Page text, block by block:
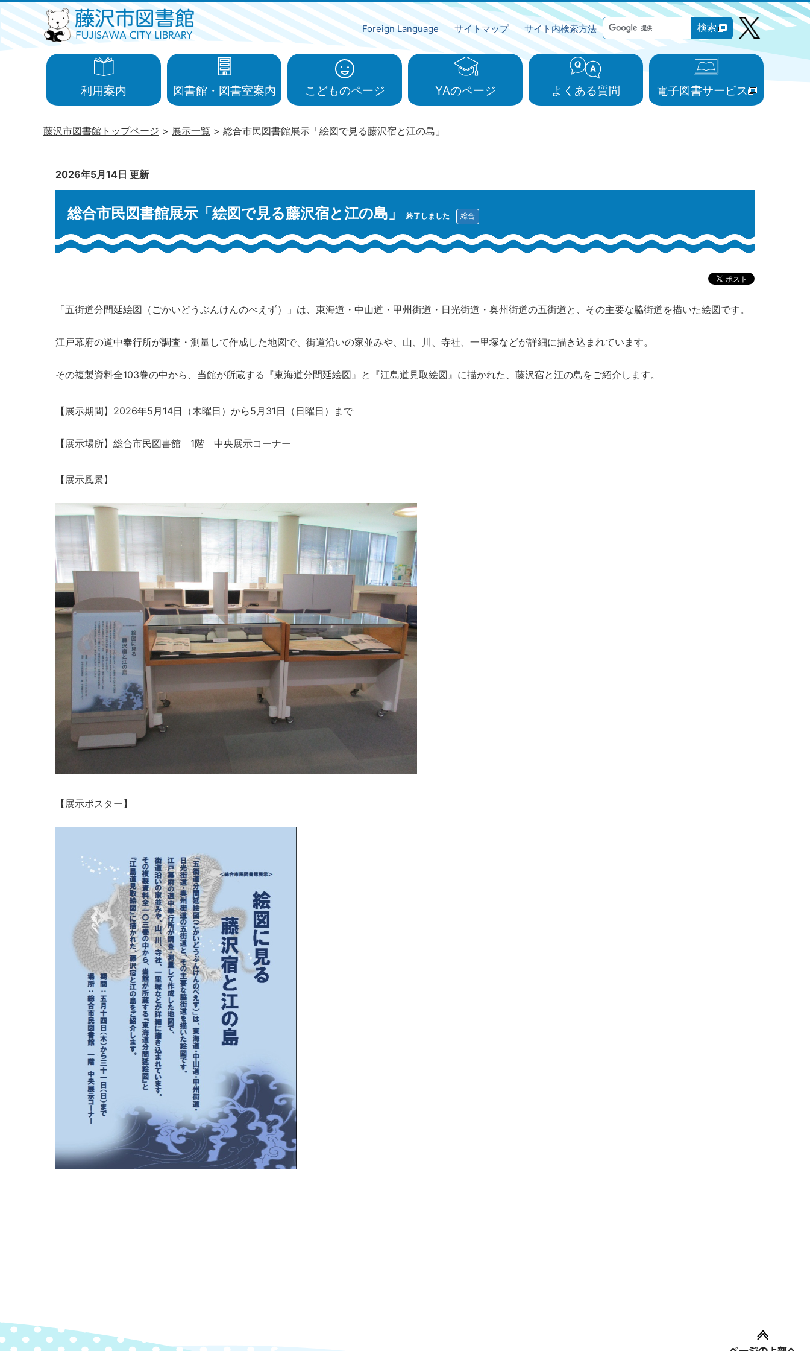
Foreign Language サイトマップ サイト内検索方法 検索
利用案内 図書館・図書室案内 こどものページ YAのページ よくある質問 電子図書サービス
藤沢市図書館トップページ 展示一覧 総合市民図書館展示「絵図で見る藤沢宿と江の島」
2026年5月14日 更新
総合市民図書館展示「絵図で見る藤沢宿と江の島」 終了しました 総合
「五街道分間延絵図（ごかいどうぶんけんのべえず）」は、東海道・中山道・甲州街道・日光街道・奥州街道の五街道と、その主要な脇街道を描いた絵図です。
江戸幕府の道中奉行所が調査・測量して作成した地図で、街道沿いの家並みや、山、川、寺社、一里塚などが詳細に描き込まれています。
その複製資料全103巻の中から、当館が所蔵する『東海道分間延絵図』と『江島道見取絵図』に描かれた、藤沢宿と江の島をご紹介します。
【展示期間】2026年5月14日（木曜日）から5月31日（日曜日）まで
【展示場所】総合市民図書館 1階 中央展示コーナー
【展示風景】
【展示ポスター】